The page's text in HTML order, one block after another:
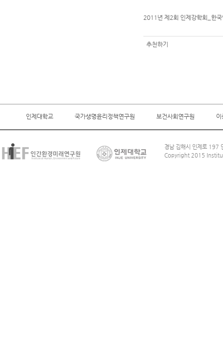
2011년 제2회 인제강학회_한
추천하기
인제대학교 국가생명윤리정책연구원 보건사회연구원 이
경남 김해시 인제로
Copyright 2015